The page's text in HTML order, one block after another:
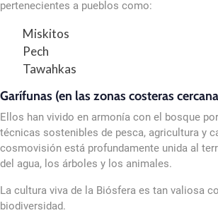
pertenecientes a pueblos como:
Miskitos
Pech
Tawahkas
Garífunas (en las zonas costeras
Ellos han vivido en armonía con el bosque
técnicas sostenibles de pesca, agricultura y
cosmovisión está profundamente unida al
del agua, los árboles y los animales.
La cultura viva de la Biósfera es tan valiosa
biodiversidad.